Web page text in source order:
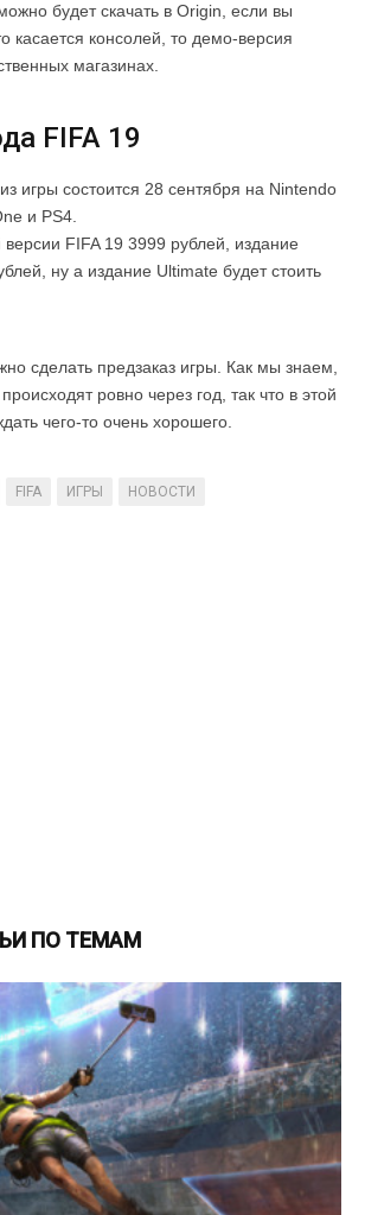
будет скачать в Origin, если вы
касается консолей, то демо-версия
магазинах.
FIFA 19
игры состоится 28 сентября на Nintendo
и PS4.
FIFA 19 3999 рублей, издание
ну а издание Ultimate будет стоить
сделать предзаказ игры. Как мы знаем,
ровно через год, так что в этой
чего-то очень хорошего.
FIFA ИГРЫ НОВОСТИ
ПО ТЕМАМ